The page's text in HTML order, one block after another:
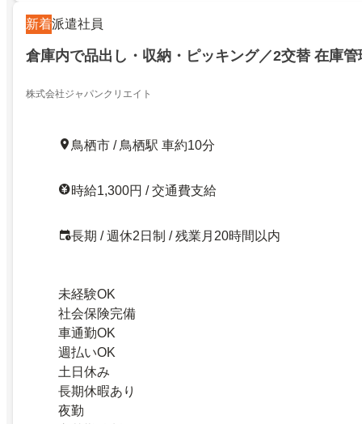
新着派遣社員
倉庫内で品出し・収納・ピッキング／2交替 在庫管
株式会社ジャパンクリエイト
鳥栖市 / 鳥栖駅 車約10分
時給1,300円 / 交通費支給
長期 / 週休2日制 / 残業月20時間以内
未経験OK
社会保険完備
車通勤OK
週払いOK
土日休み
長期休暇あり
夜勤